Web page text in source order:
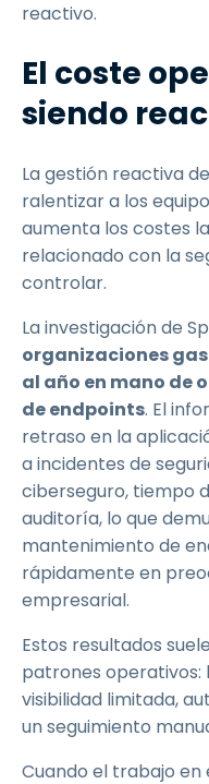
reactivo.
El coste
siendo
La gestión reactiva
ralentizar a los
aumenta los costes
relacionado con la
controlar.
La investigación de
organizaciones
al año en mano de
de endpoints. El
retraso en la
a incidentes de
ciberseguro, tiempo
auditoría, lo que
mantenimiento de
rápidamente en
empresarial.
Estos resultados
patrones
visibilidad limitada,
un seguimiento
Cuando el trabajo en